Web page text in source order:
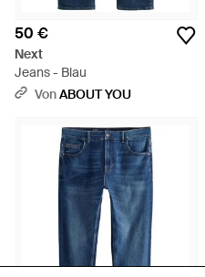
50 €
Next
Jeans - Blau
VonABOUT YOU